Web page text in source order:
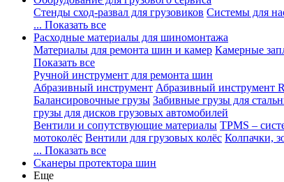
Стенды сход-развал для грузовиков Системы для
... Показать все
Расходные материалы для шиномонтажа
Материалы для ремонта шин и камер Камерные
Показать все
Ручной инструмент для ремонта шин
Абразивный инструмент Абразивный инструмент
Балансировочные грузы Забивные грузы для
грузы для дисков грузовых автомобилей
Вентили и сопутствующие материалы TPMS –
мотоколёс Вентили для грузовых колёс Колпачки,
... Показать все
Сканеры протектора шин
Еще